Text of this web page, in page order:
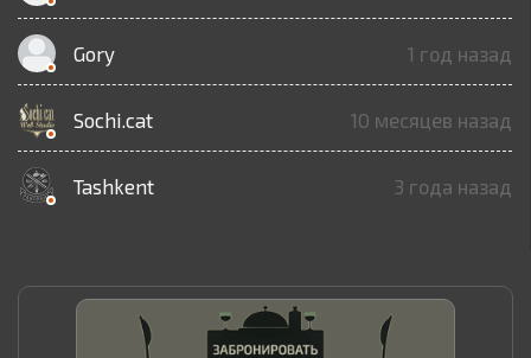
Gory 1 год назад
Sochi.cat 10 месяцев назад
Tashkent 3 года назад